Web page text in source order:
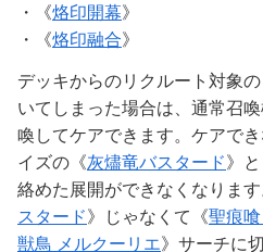
・《烙印開幕》
・《烙印融合》
デッキからのリクルート対象の
いてしまった場合は、通常召
喚してケアできます。ケアで
イズの《灰燼竜バスタード》
絡めた展開ができなくなりま
スタード》じゃなくて《聖痕
獣鳥 メルクーリエ》サーチに